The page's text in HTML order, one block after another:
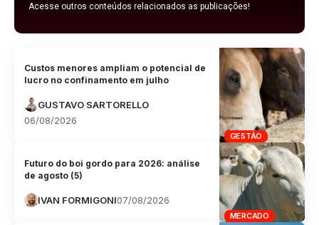
Acesse outros conteúdos relacionados as publicações!
GESTÃO
Custos menores ampliam o potencial de
lucro no confinamento em julho
GUSTAVO SARTORELLO
06/08/2026
MERCADO
Futuro do boi gordo para 2026: análise
de agosto (5)
IVAN FORMIGONI07/08/2026